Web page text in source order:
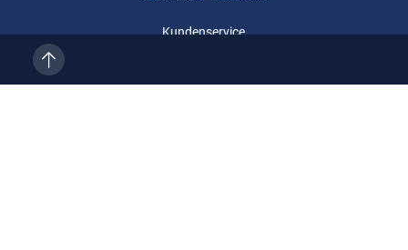
Kundenservice
Kontakt